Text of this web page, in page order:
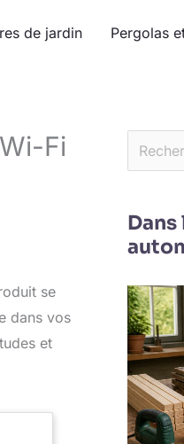
de jardin
Pergolas
Fi
se
dans vos
et